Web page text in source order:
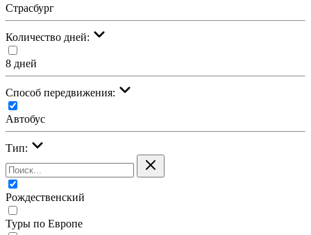
Страсбург
Количество дней:
8 дней
Cпособ передвижения:
Автобус
Тип:
Рождественский
Туры по Европе